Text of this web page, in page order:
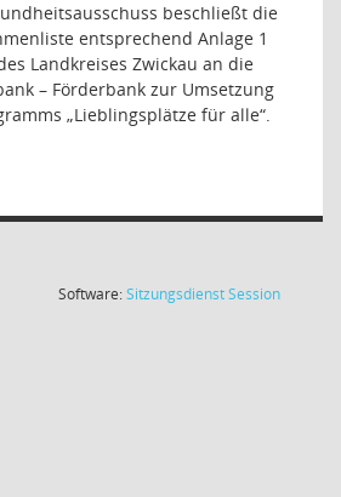
beschließt die
entsprechend Anlage 1
Landkreises Zwickau an die
– Förderbank zur Umsetzung
„Lieblingsplätze für alle“.
Software:SitzungsdienstSession(Wird in